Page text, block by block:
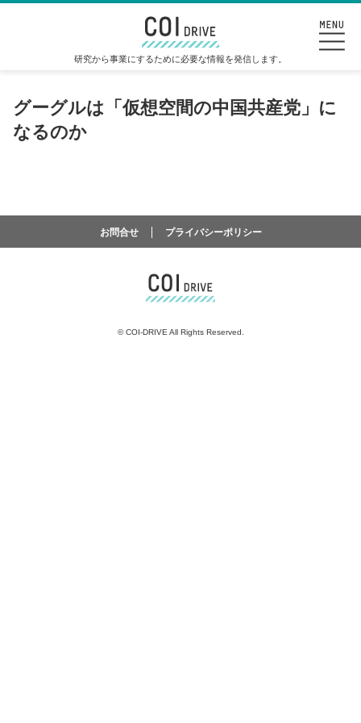
研究から事業にするために必要な情報を発信します。
グーグルは「仮想空間の中国共産党」に
なるのか
お問合せ プライバシーポリシー
©COI-DRIVE All Rights Reserved.